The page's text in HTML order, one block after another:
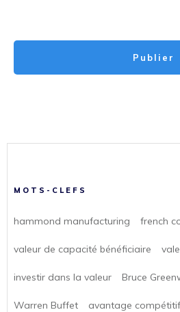
MOTS-CLEFS
hammond manufacturing french
valeur de capacité bénéficiaire
investir dans la valeur Bruce
Warren Buffet avantage
Publier